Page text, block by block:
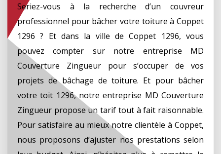
Seriez-vous à la recherche d’un couvreur
professionnel pour bâcher votre toiture à Coppet
1296 ? Et dans la ville de Coppet 1296, vous
pouvez compter sur notre entreprise MD
Couverture Zingueur pour s’occuper de vos
projets de bâchage de toiture. Et pour bâcher
votre toit 1296, notre entreprise MD Couverture
Zingueur propose un tarif tout à fait raisonnable.
Pour satisfaire au mieux notre clientèle à Coppet,
nous proposons d’ajuster nos prestations selon